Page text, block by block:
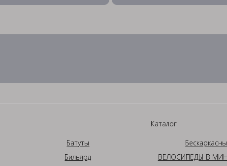
Каталог
Батуты
Бильярд
ВЕЛОСИПЕДЫ В